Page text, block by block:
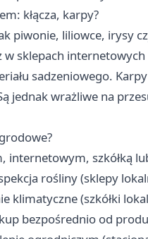
kłącza, karpy?
piwonie, liliowce, irysy
sklepach
sadzeniowego.
jednak wrażliwe na
szkółką
rośliny (sklepy
klimatyczne (szkółki
bezpośrednio od